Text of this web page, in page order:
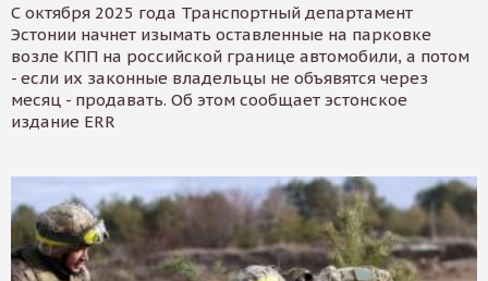
С октября 2025 года Транспортный департамент
Эстонии начнет изымать оставленные на парковке
возле КПП на российской границе автомобили, а потом
- если их законные владельцы не объявятся через
месяц - продавать. Об этом сообщает эстонское
издание ERR